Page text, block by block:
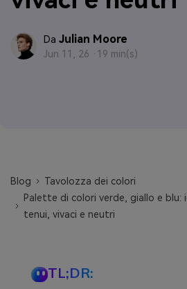
Da Julian Moore
Jun 11, 26 · 19 min(s)
Blog
Tavolozza dei colori
Palette di colori verde, giallo e blu:
tenui, vivaci e neutri
TL;DR: